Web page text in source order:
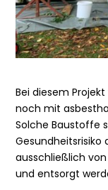
Bei diesem
noch mit
Solche Baustoffe
Gesundheitsrisiko
ausschließlich
und entsorgt